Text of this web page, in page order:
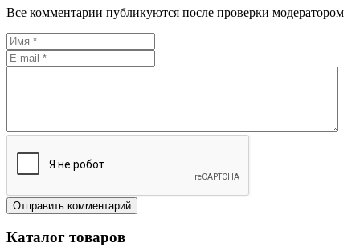
Все комментарии публикуются после проверки модератором
Каталог товаров